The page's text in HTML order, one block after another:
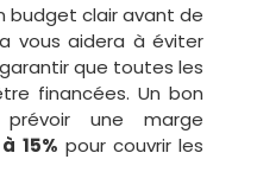
budget clair avant de
vous aidera à éviter
que toutes les
financées. Un bon
une marge
15% pour couvrir les